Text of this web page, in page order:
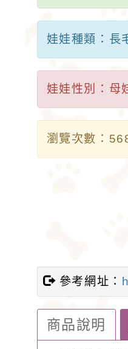
娃娃種類：長
娃娃性別：母
瀏覽次數：
參考網址：
商品說明